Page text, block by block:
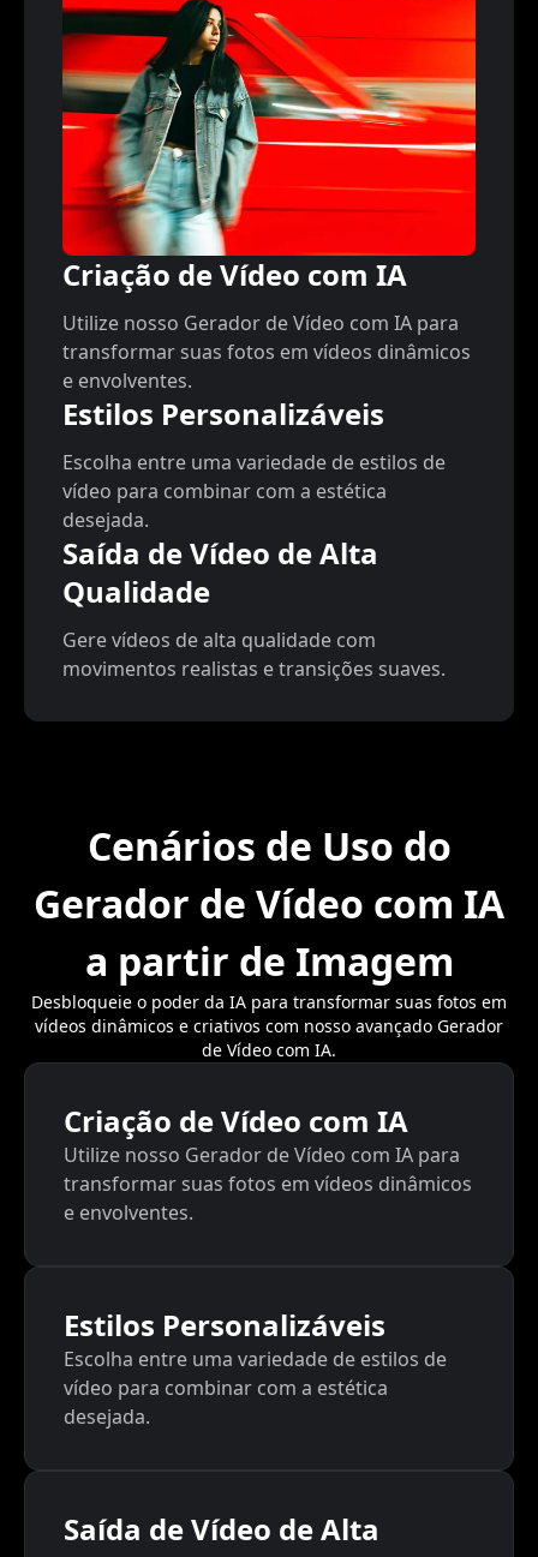
Criação de Vídeo com IA
Utilize nosso Gerador de Vídeo com IA para
transformar suas fotos em vídeos dinâmicos
e envolventes.
Estilos Personalizáveis
Escolha entre uma variedade de estilos de
vídeo para combinar com a estética
desejada.
Saída de Vídeo de Alta
Qualidade
Gere vídeos de alta qualidade com
movimentos realistas e transições suaves.
Cenários de Uso do
Gerador de Vídeo com IA
a partir de Imagem
Desbloqueie o poder da IA para transformar suas fotos em
vídeos dinâmicos e criativos com nosso avançado Gerador
de Vídeo com IA.
Criação de Vídeo com IA
Utilize nosso Gerador de Vídeo com IA para
transformar suas fotos em vídeos dinâmicos
e envolventes.
Estilos Personalizáveis
Escolha entre uma variedade de estilos de
vídeo para combinar com a estética
desejada.
Saída de Vídeo de Alta